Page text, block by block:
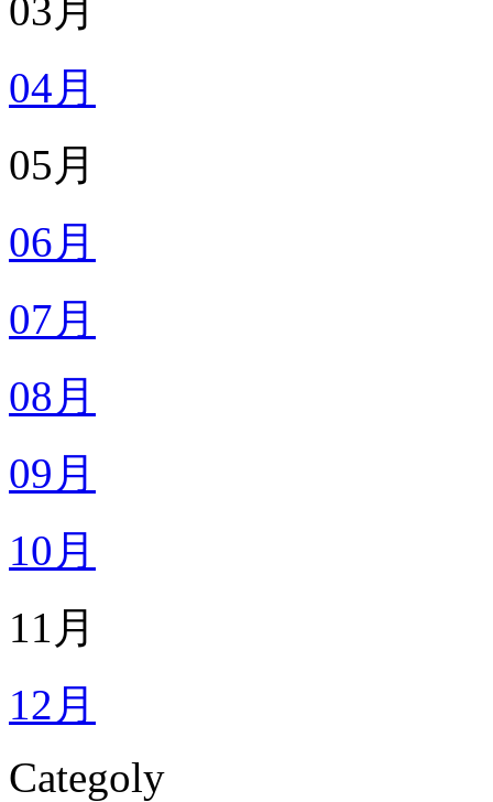
03月
04月
05月
06月
07月
08月
09月
10月
11月
12月
Categoly